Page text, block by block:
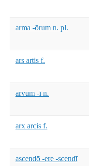
arma -ōrum n. pl.
ars artis f.
arvum -ī n.
arx arcis f.
ascendō -ere -scendī